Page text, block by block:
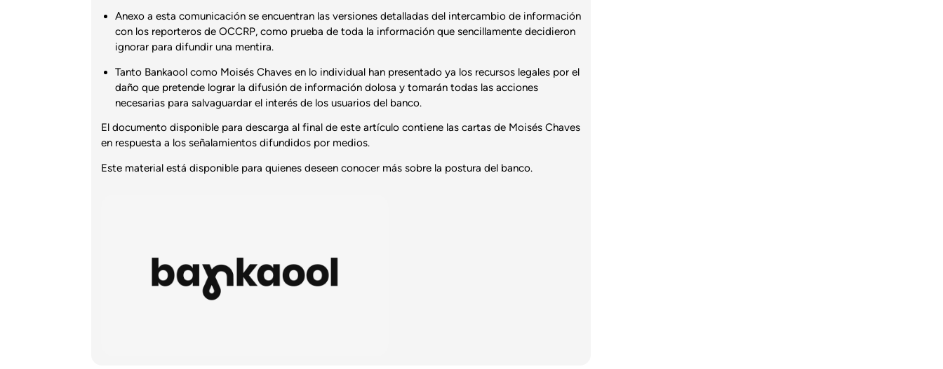
Anexo a esta comunicación se encuentran las versiones detalladas del intercambio de información
con los reporteros de OCCRP, como prueba de toda la información que sencillamente decidieron
ignorar para difundir una mentira.
Tanto Bankaool como Moisés Chaves en lo individual han presentado ya los recursos legales por el
daño que pretende lograr la difusión de información dolosa y tomarán todas las acciones
necesarias para salvaguardar el interés de los usuarios del banco.
El documento disponible para descarga al final de este artículo contiene las cartas de Moisés Chaves
en respuesta a los señalamientos difundidos por medios.
Este material está disponible para quienes deseen conocer más sobre la postura del banco.